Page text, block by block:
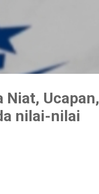
Niat, Ucapan,
nilai-nilai